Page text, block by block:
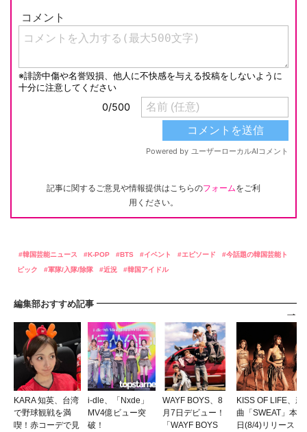
記事に関するご意見や情報提供はこちらのフォームをご利
用ください。
韓国芸能ニュース K-POP BTS イベント エピソード
今話題の韓国芸能ト
ピック
軍隊/入隊/除隊 近況 韓国アイドル
編集部おすすめ記事
KARA 知英、台湾
で野球観戦を満
喫！赤コーデで見
i-dle、「Nxde」
MV4億ビュー突
破！
WAYF BOYS、8
月7日デビュー！
「WAYF BOYS
KISS OF LIFE、新
曲「SWEAT」本
日(8/4)リリース！